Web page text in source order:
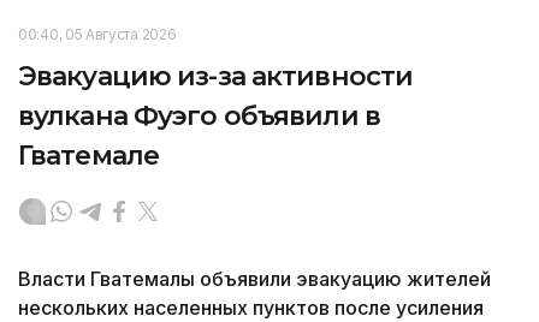
00:40, 05 Августа 2026
Эвакуацию из-за активности
вулкана Фуэго объявили в
Гватемале
Власти Гватемалы объявили эвакуацию жителей
нескольких населенных пунктов после усиления